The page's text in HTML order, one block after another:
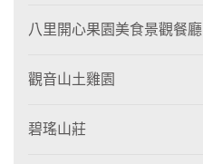
八里開心果園美食景觀餐廳
觀音山土雞園
碧瑤山莊